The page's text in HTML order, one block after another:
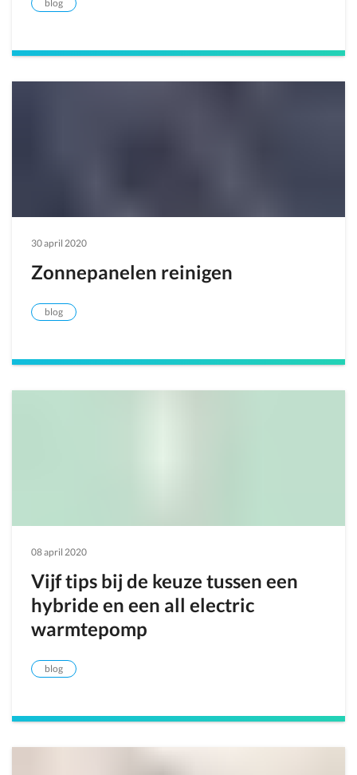
blog
30 april 2020
Zonnepanelen reinigen
blog
08 april 2020
Vijf tips bij de keuze tussen een
hybride en een all electric
warmtepomp
blog